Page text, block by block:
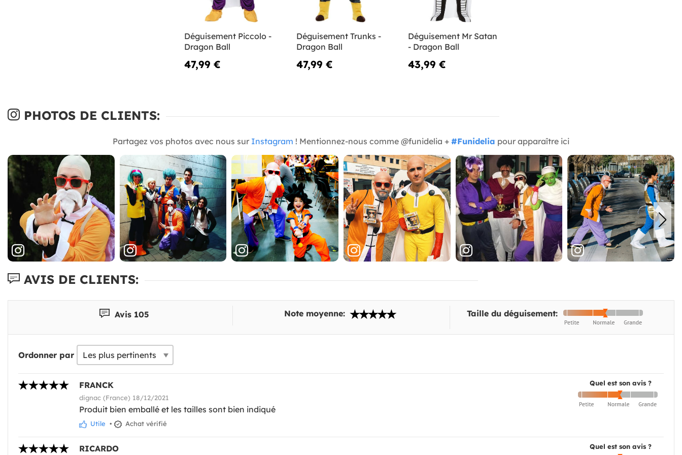
Déguisement Piccolo -
Dragon Ball
47,99 €
Déguisement Trunks -
Dragon Ball
47,99 €
Déguisement Mr Satan
- Dragon Ball
43,99 €
PHOTOS DE CLIENTS:
Partagez vos photos avec nous sur Instagram ! Mentionnez-nous comme @funidelia + #Funidelia pour apparaître ici
AVIS DE CLIENTS:
Avis 105 Note moyenne: Taille du déguisement:
Ordonner par
Quel est son avis ?
FRANCK
dignac (France) 18/12/2021
Produit bien emballé et les tailles sont bien indiqué
Utile • Achat vérifié
Quel est son avis ?
RICARDO